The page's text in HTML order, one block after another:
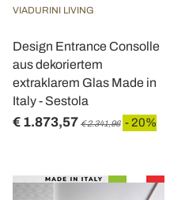
VIADURINI LIVING
Design Entrance Consolle
aus dekoriertem
extraklarem Glas Made in
Italy - Sestola
€ 1.873,57 € 2.341,96 - 20%